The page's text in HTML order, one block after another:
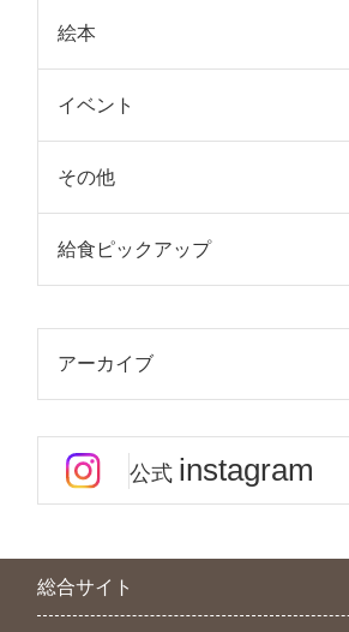
絵本
イベント
その他
給食ピックアップ
アーカイブ
公式 instagram
総合サイト